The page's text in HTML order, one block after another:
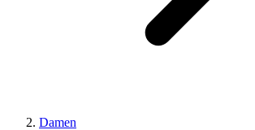
Damen